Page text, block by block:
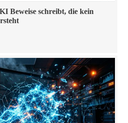
Beweise schreibt, die kein